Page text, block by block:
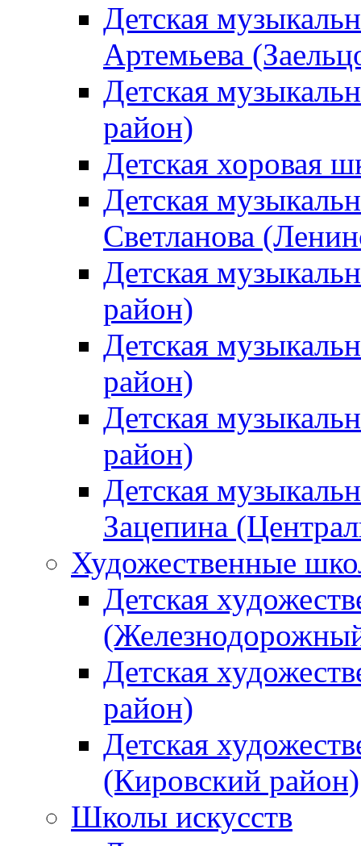
Детская
Артемьева
Детская
район)
Детская хоровая
Детская
Светланова
Детская
район)
Детская
район)
Детская
район)
Детская
Зацепина
Художественные
Детская
Детская
район)
Детская
(Кировский район)
Школы искусств